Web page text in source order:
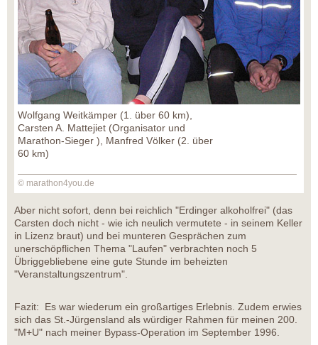
Wolfgang Weitkämper (1. über 60 km),
Carsten A. Mattejiet (Organisator und
Marathon-Sieger ), Manfred Völker (2. über
60 km)
© marathon4you.de
Aber nicht sofort, denn bei reichlich "Erdinger alkoholfrei" (das
Carsten doch nicht - wie ich neulich vermutete - in seinem Keller
in Lizenz braut) und bei munteren Gesprächen zum
unerschöpflichen Thema "Laufen" verbrachten noch 5
Übriggebliebene eine gute Stunde im beheizten
"Veranstaltungszentrum".
Fazit: Es war wiederum ein großartiges Erlebnis. Zudem erwies
sich das St.-Jürgensland als würdiger Rahmen für meinen 200.
"M+U" nach meiner Bypass-Operation im September 1996.